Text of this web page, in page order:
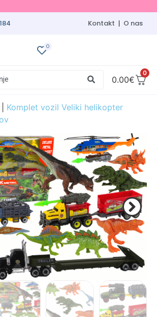
Kontakt O nas
0
0
0.00€
Komplet vozil Veliki helikopter